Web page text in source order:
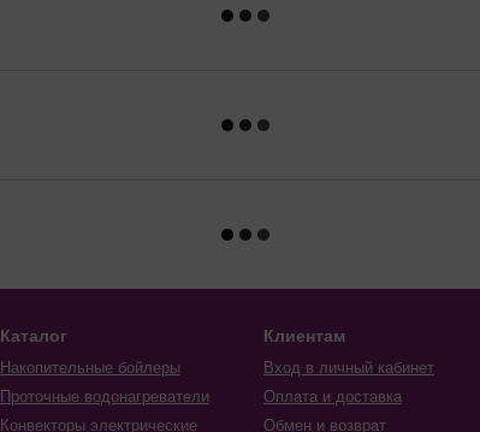
Каталог
Накопительные бойлеры
Проточные водонагреватели
Конвекторы электрические
Клиентам
Вход в личный кабинет
Оплата и доставка
Обмен и возврат